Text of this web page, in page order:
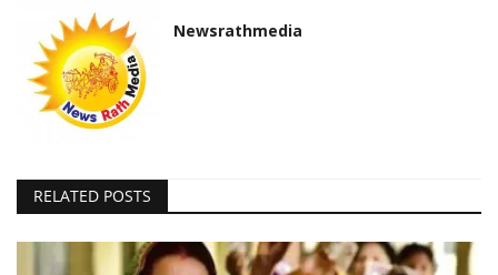
Newsrathmedia
RELATED POSTS